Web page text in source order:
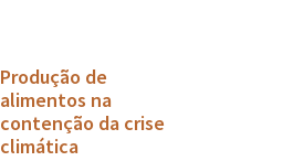
Produção de
alimentos na
contenção da crise
climática